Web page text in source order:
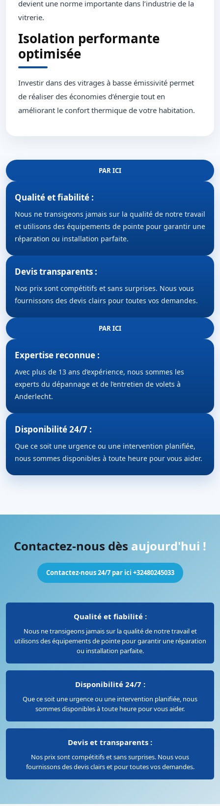
devient une norme importante dans l’industrie de la
vitrerie.
Isolation performante
optimisée
Investir dans des vitrages à basse émissivité permet
de réaliser des économies d’énergie tout en
améliorant le confort thermique de votre habitation.
PAR ICI
Qualité et fiabilité :
Nous ne transigeons jamais sur la qualité de notre travail
et utilisons des équipements de pointe pour garantir une
réparation ou installation parfaite.
Devis transparents :
Nos prix sont compétitifs et sans surprises. Nous vous
fournissons des devis clairs pour toutes vos demandes.
PAR ICI
Expertise reconnue :
Avec plus de 13 ans d’expérience, nous sommes les
experts du dépannage et de l’entretien de volets à
Anderlecht.
Disponibilité 24/7 :
Que ce soit une urgence ou une intervention planifiée,
nous sommes disponibles à toute heure pour vous aider.
Contactez-nous dès aujourd'hui !
Contactez-nous 24/7 par ici +32480245033
Qualité et fiabilité :
Nous ne transigeons jamais sur la qualité de notre travail et
utilisons des équipements de pointe pour garantir une réparation
ou installation parfaite.
Disponibilité 24/7 :
Que ce soit une urgence ou une intervention planifiée, nous
sommes disponibles à toute heure pour vous aider.
Devis et transparents :
Nos prix sont compétitifs et sans surprises. Nous vous
fournissons des devis clairs et pour toutes vos demandes.